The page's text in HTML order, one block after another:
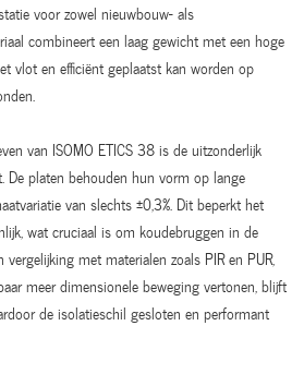
voor zowel nieuwbouw- als
combineert een laag gewicht met een hoge
vlot en efficiënt geplaatst kan worden op
van ISOMO ETICS 38 is de uitzonderlijk
De platen behouden hun vorm op lange
van slechts ±0,3%. Dit beperkt het
wat cruciaal is om koudebruggen in de
met materialen zoals PIR en PUR,
meer dimensionele beweging vertonen, blijft
de isolatieschil gesloten en performant